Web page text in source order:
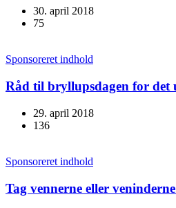
30. april 2018
75
Sponsoreret indhold
Råd til bryllupsdagen for det
29. april 2018
136
Sponsoreret indhold
Tag vennerne eller